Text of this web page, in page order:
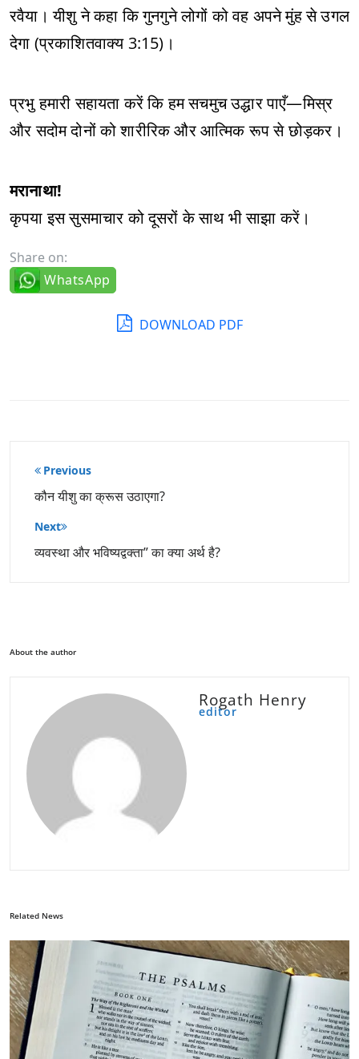
रवैया। यीशु ने कहा कि गुनगुने लोगों को वह अपने मुंह से उगल
देगा (प्रकाशितवाक्य 3:15)।
प्रभु हमारी सहायता करें कि हम सचमुच उद्धार पाएँ—मिस्र
और सदोम दोनों को शारीरिक और आत्मिक रूप से छोड़कर।
मरानाथा!
कृपया इस सुसमाचार को दूसरों के साथ भी साझा करें।
Share on:
WhatsApp
DOWNLOAD PDF
पोस्ट
नेविगेशन
Previous
कौन यीशु का क्रूस उठाएगा?
Next
व्यवस्था और भविष्यद्वक्ता” का क्या अर्थ है?
About the author
Rogath Henry
editor
Related News